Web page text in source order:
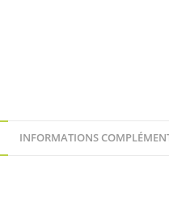
INFORMATIONS